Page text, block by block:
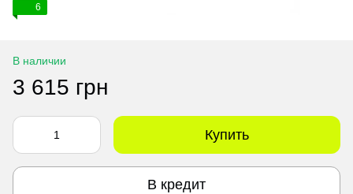
6
В наличии
3 615 грн
Купить
В кредит